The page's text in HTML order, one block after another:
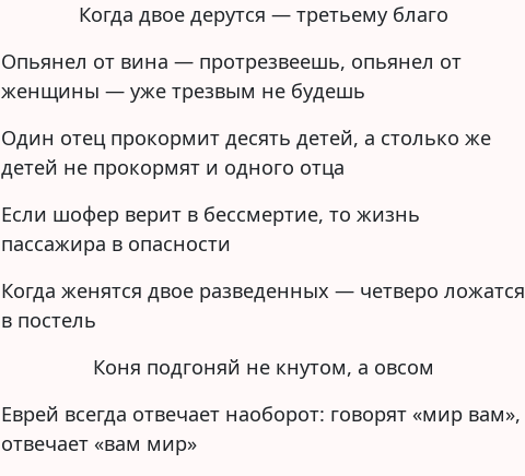
Когда двое дерутся — третьему благо
Опьянел от вина — протрезвеешь, опьянел от
женщины — уже трезвым не будешь
Один отец прокормит десять детей, а столько же
детей не прокормят и одного отца
Если шофер верит в бессмертие, то жизнь
пассажира в опасности
Когда женятся двое разведенных — четверо ложатся
в постель
Коня подгоняй не кнутом, а овсом
Еврей всегда отвечает наоборот: говорят «мир вам»,
отвечает «вам мир»